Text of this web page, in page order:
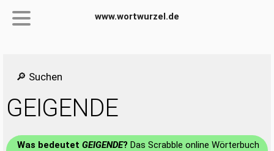
www.wortwurzel.de
🔎 Suchen
GEIGENDE
Was bedeutet GEIGENDE? Das Scrabble online Wörterbuch